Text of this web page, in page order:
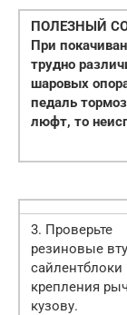
ПОЛЕЗНЫЙ
При
трудно
шаровых
педаль
люфт, то
3. Проверьте
резиновые
сайлентблоки
крепления
кузову.